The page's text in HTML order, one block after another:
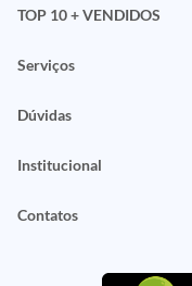
TOP 10 + VENDIDOS
Serviços
Dúvidas
Institucional
Contatos